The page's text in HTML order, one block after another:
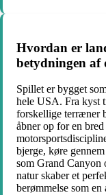
Hvordan er
betydningen af
Spillet er bygget
hele USA. Fra kyst
forskellige terræner
åbner op for en
bjerge, køre
som Grand Canyon
natur skaber et
berømmelse som